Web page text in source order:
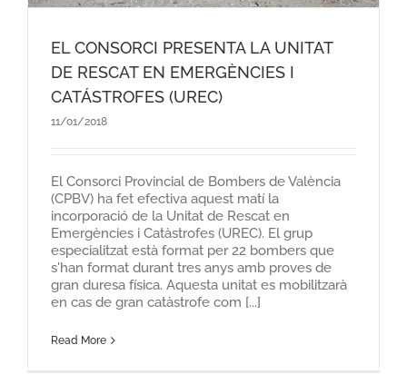
EL CONSORCI PRESENTA LA UNITAT
DE RESCAT EN EMERGÈNCIES I
CATÁSTROFES (UREC)
11/01/2018
El Consorci Provincial de Bombers de València
(CPBV) ha fet efectiva aquest matí la
incorporació de la Unitat de Rescat en
Emergències i Catàstrofes (UREC). El grup
especialitzat està format per 22 bombers que
s'han format durant tres anys amb proves de
gran duresa física. Aquesta unitat es mobilitzarà
en cas de gran catàstrofe com [...]
Read More